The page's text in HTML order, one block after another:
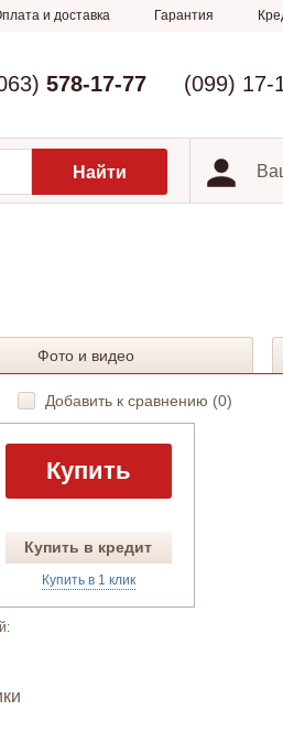
и доставка Гарантия
578-17-77 (099) 17-
Фото и видео
Добавить к сравнению (0)
Купить
Купить в кредит
Купить в 1 клик